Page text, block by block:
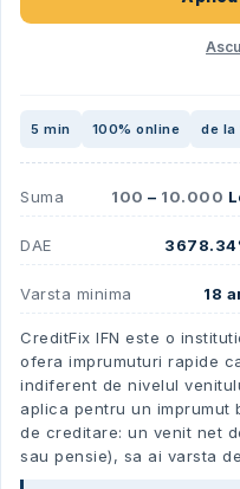
5 min 100% online de la
Suma 100 – 10.000
DAE
Varsta minima 18
CreditFix IFN este o
ofera imprumuturi rapide
indiferent de nivelul
aplica pentru un imprumut
de creditare: un venit net
sau pensie), sa ai varsta